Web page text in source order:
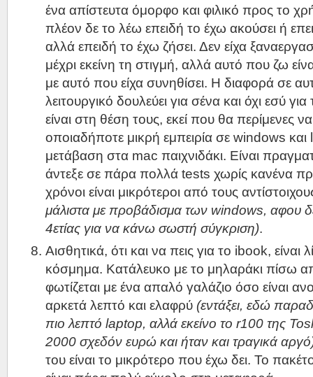
ένα απίστευτα όμορφο και φιλικό προς το
πλέον δε το λέω επειδή το έχω ακούσει ή
αλλά επειδή το έχω ζήσει. Δεν είχα
μέχρι εκείνη τη στιγμή, αλλά αυτό που ζω
με αυτό που είχα συνηθίσει. Η διαφορά σε
λειτουργικό δουλεύει για σένα και όχι εσύ
είναι στη θέση τους, εκεί που θα περίμενες να
οποιαδήποτε μικρή εμπειρία σε windows
μετάβαση στα mac παιχνιδάκι. Είναι
άντεξε σε πάρα πολλά tests χωρίς κανένα
χρόνοι είναι μικρότεροι από τους
μάλιστα με προβάδισμα των windows, αφου
4ετίας για να κάνω σωστή σύγκριση).
Αισθητικά, ότι και να πεις για το ibook, είναι
κόσμημα. Κατάλευκο με το μηλαράκι πίσω
φωτίζεται με ένα απαλό γαλάζιο όσο είναι
αρκετά λεπτό και ελαφρύ (εντάξει, εδώ
πιο λεπτό laptop, αλλά εκείνο το r100 της
2000 σχεδόν ευρώ και ήταν και τραγικά
του είναι το μικρότερο που έχω δει. Το